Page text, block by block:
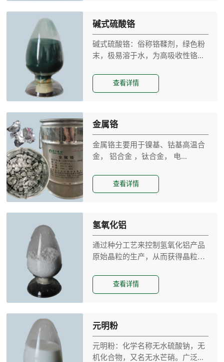
碱式硫酸铬
碱式硫酸铬：俗称铬鞣剂，绿色粉
末，极易溶于水，为高吸收性铬...
查看详情
金属铬
金属铬主要用于镍基、钴基高温合
金， 铝合金 ，钛合金， 电...
查看详情
氢氧化铝
通过种分工艺来控制氢氧化铝产品
原始晶粒的生产，从而获得晶粒
查看详情
元明粉
元明粉：化学名称无水硫酸钠，无
机化合物，又名无水芒硝。广泛...